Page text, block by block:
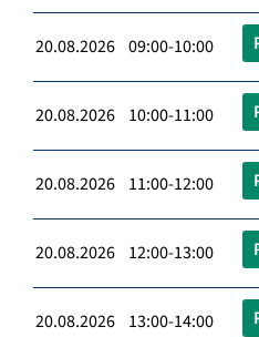
20.08.2026 09:00-10:00
20.08.2026 10:00-11:00
20.08.2026 11:00-12:00
20.08.2026 12:00-13:00
20.08.2026 13:00-14:00